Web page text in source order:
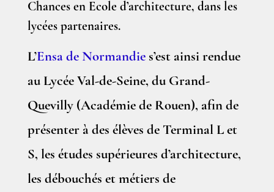
Chances en Ecole d’architecture, dans les
lycées partenaires.
L’Ensa de Normandies’est ainsi rendue
au Lycée Val-de-Seine, du Grand-
Quevilly (Académie de Rouen), afin de
présenter à des élèves de Terminal L et
S, les études supérieures d’architecture,
les débouchés et métiers de